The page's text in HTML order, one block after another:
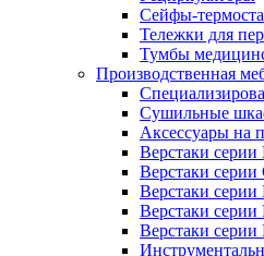
Сейфы-
Тележки для
Тумбы
Производственная
Cушильные
Аксессуары на
Верстаки
Верстаки серии
Верстаки
Верстаки
Верстаки серии